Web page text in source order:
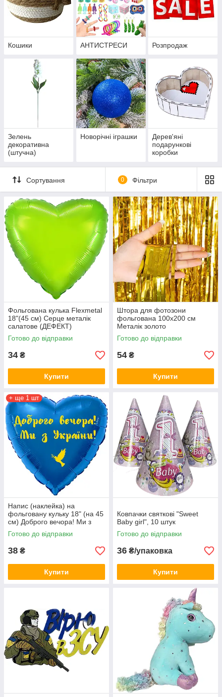
Кошики АНТИСТРЕСИ Розпродаж
Зелень
декоративна
(штучна)
Новорічні іграшки
Дерев'яні
подарункові
коробки
Сортування 0 Фільтри
Фольгована кулька Flexmetal
18"(45 см) Серце металік
салатове (ДЕФЕКТ)
Готово до відправки
34 ₴
Купити
Штора для фотозони
фольгована 100х200 см
Металік золото
Готово до відправки
54 ₴
Купити
+ ще 1 шт
Напис (наклейка) на
фольговану кульку 18" (на 45
см) Доброго вечора! Ми з
України! (будь-який колір)
Готово до відправки
38 ₴
Купити
Ковпачки святкові "Sweet
Baby girl", 10 штук
Готово до відправки
36 ₴/упаковка
Купити